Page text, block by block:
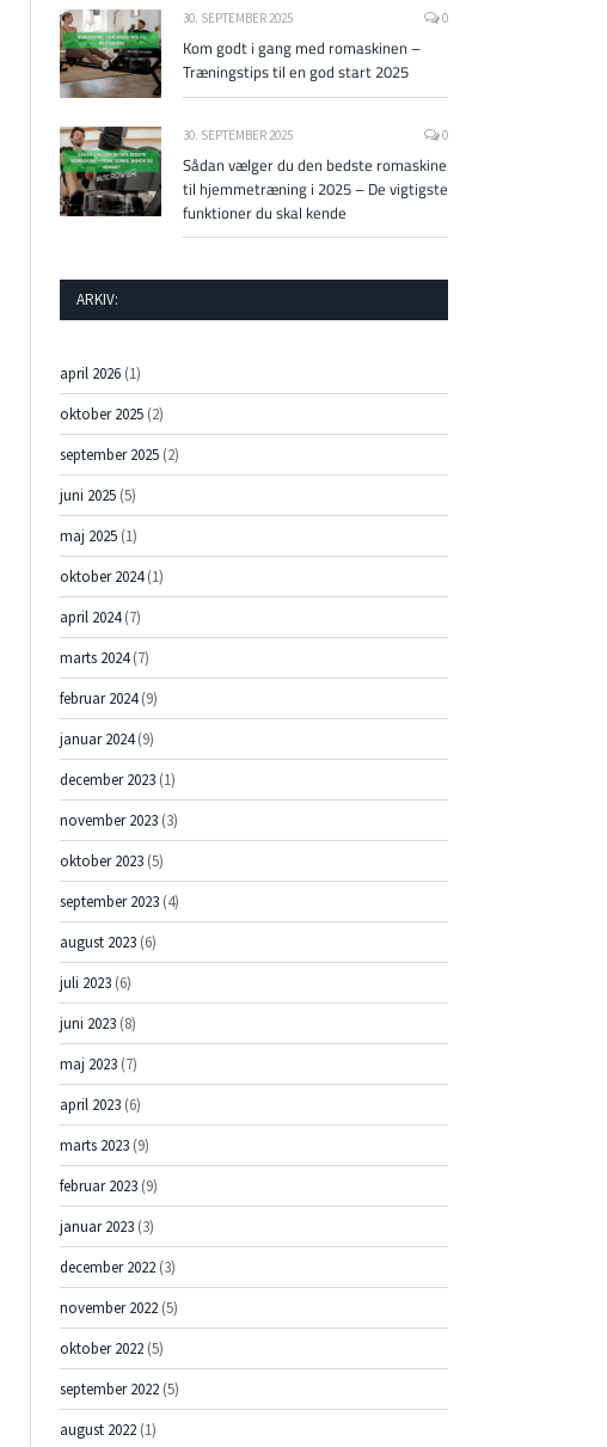
30. SEPTEMBER 2025 0
Kom godt i gang med romaskinen –
Træningstips til en god start 2025
30. SEPTEMBER 2025 0
Sådan vælger du den bedste romaskine
til hjemmetræning i 2025 – De vigtigste
funktioner du skal kende
ARKIV:
april 2026 (1)
oktober 2025 (2)
september 2025 (2)
juni 2025 (5)
maj 2025 (1)
oktober 2024(1)
april 2024(7)
marts 2024(7)
februar 2024(9)
januar 2024(9)
december 2023 (1)
november 2023 (3)
oktober 2023 (5)
september 2023 (4)
august 2023 (6)
juli 2023 (6)
juni 2023 (8)
maj 2023 (7)
april 2023 (6)
marts 2023 (9)
februar 2023 (9)
januar 2023 (3)
december 2022 (3)
november 2022 (5)
oktober 2022 (5)
september 2022 (5)
august 2022 (1)